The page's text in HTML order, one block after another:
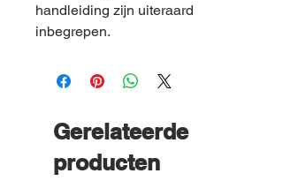
handleiding zijn uiteraard
inbegrepen.
Gerelateerde
producten